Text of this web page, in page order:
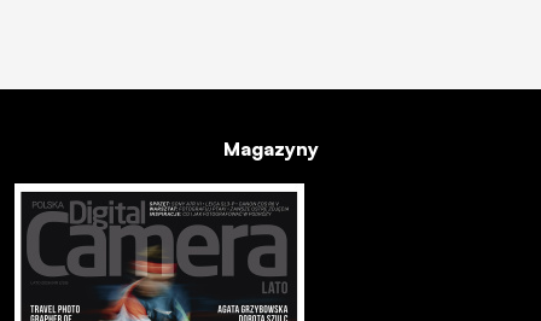
Magazyny